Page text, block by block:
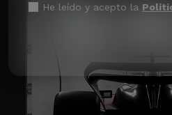
He leído y acepto la